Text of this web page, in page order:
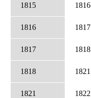
1815 1816
1816 1817
1817 1818
1818 1821
1821 1822